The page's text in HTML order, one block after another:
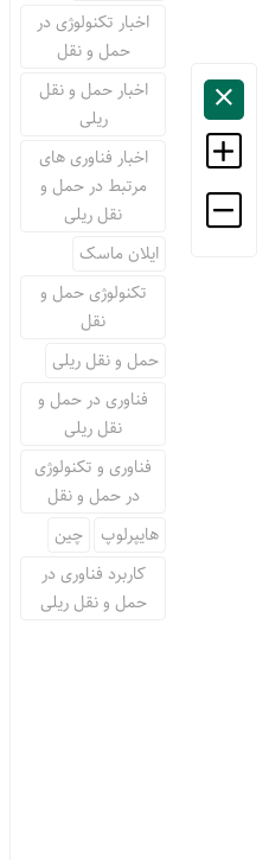
اخبار تکنولوژی در
حمل و نقل
اخبار حمل و نقل
ریلی
اخبار فناوری های
مرتبط در حمل و
نقل ریلی
ایلان ماسک
تکنولوژی حمل و
نقل
حمل و نقل ریلی
فناوری در حمل و
نقل ریلی
فناوری و تکنولوژی
در حمل و نقل
هایپرلوپ
چین
کاربرد فناوری در
حمل و نقل ریلی